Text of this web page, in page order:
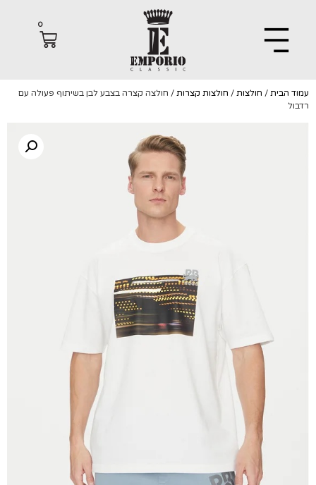
הבית/חולצות /חולצות קצרות / חולצה קצרה בצבע לבן בשיתוף פעולה עם